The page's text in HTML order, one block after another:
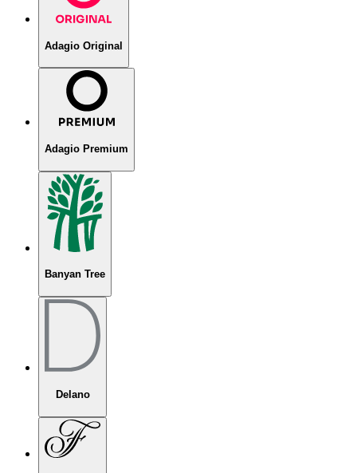
Adagio Original
Adagio Premium
Banyan Tree
Delano